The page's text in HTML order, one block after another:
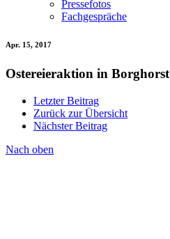
Pressefotos
Fachgespräche
Apr. 15, 2017
Ostereieraktion in Borghorst
Letzter Beitrag
Zurück zur Übersicht
Nächster Beitrag
Nach oben